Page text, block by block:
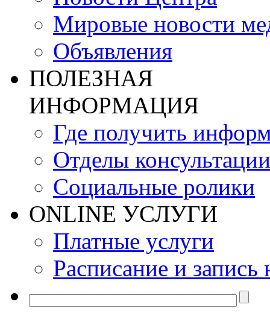
Мировые новости
Объявления
ПОЛЕЗНАЯ
ИНФОРМАЦИЯ
Где получить
Отделы консультации
Социальные ролики
ONLINE УСЛУГИ
Платные услуги
Расписание и запись